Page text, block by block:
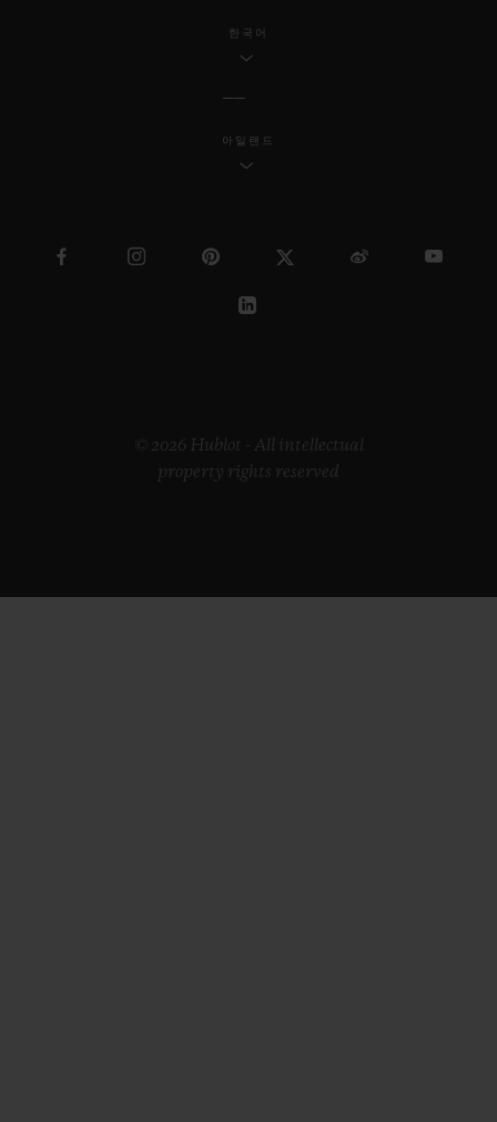
한국어
아일랜드
© 2026 Hublot - All intellectual
property rights reserved